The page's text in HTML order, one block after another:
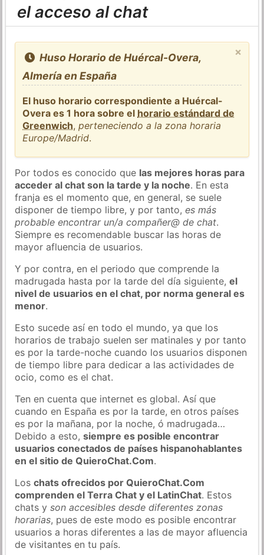
el acceso al chat
×
Huso Horario de Huércal-Overa,
Almería en España
El huso horario correspondiente a Huércal-
Overa es 1 hora sobre el horario estándard de
Greenwich,perteneciendo a la zona horaria
Europe/Madrid.
Por todos es conocido que las mejores horas para
acceder al chat son la tarde y la noche. En esta
franja es el momento que, en general, se suele
disponer de tiempo libre, y por tanto,es más
probable encontrar un/a compañer@ de chat.
Siempre es recomendable buscar las horas de
mayor afluencia de usuarios.
Y por contra, en el periodo que comprende la
madrugada hasta por la tarde del día siguiente,el
nivel de usuarios en el chat, por norma general es
menor.
Esto sucede así en todo el mundo, ya que los
horarios de trabajo suelen ser matinales y por tanto
es por la tarde-noche cuando los usuarios disponen
de tiempo libre para dedicar a las actividades de
ocio, como es el chat.
Ten en cuenta que internet es global. Así que
cuando en España es por la tarde, en otros países
es por la mañana, por la noche, ó madrugada…
Debido a esto,siempre es posible encontrar
usuarios conectados de países hispanohablantes
en el sitio de QuieroChat.Com.
Loschats ofrecidos por QuieroChat.Com
comprenden el Terra Chat y el LatinChat. Estos
chats yson accesibles desde diferentes zonas
horarias, pues de este modo es posible encontrar
usuarios a horas diferentes a las de mayor afluencia
de visitantes en tu país.